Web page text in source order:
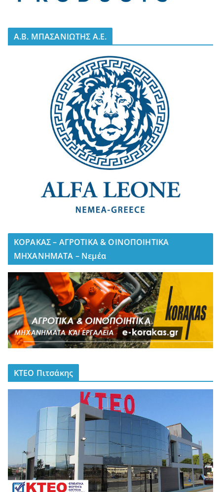
A.B. ΜΠΑΣΑΝΙΩΤΗΣ Α.Ε.
ΚΟΡΑΚΑΣ – ΑΓΡΟΤΙΚΑ & ΟΙΝΟΠΟΙΗΤΙΚΑ
ΜΗΧΑΝΗΜΑΤΑ – Νεμέα
ΚΤΕΟ Πιτσάκης